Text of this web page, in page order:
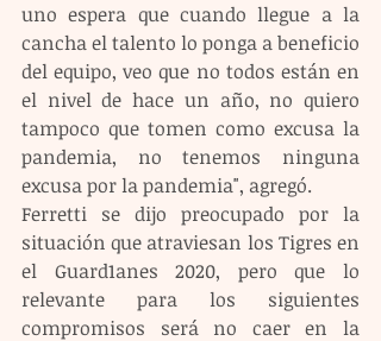
uno espera que cuando llegue a la
cancha el talento lo ponga a beneficio
del equipo, veo que no todos están en
el nivel de hace un año, no quiero
tampoco que tomen como excusa la
pandemia, no tenemos ninguna
excusa por la pandemia", agregó.
Ferretti se dijo preocupado por la
situación que atraviesan los Tigres en
el Guard1anes 2020, pero que lo
relevante para los siguientes
compromisos será no caer en la